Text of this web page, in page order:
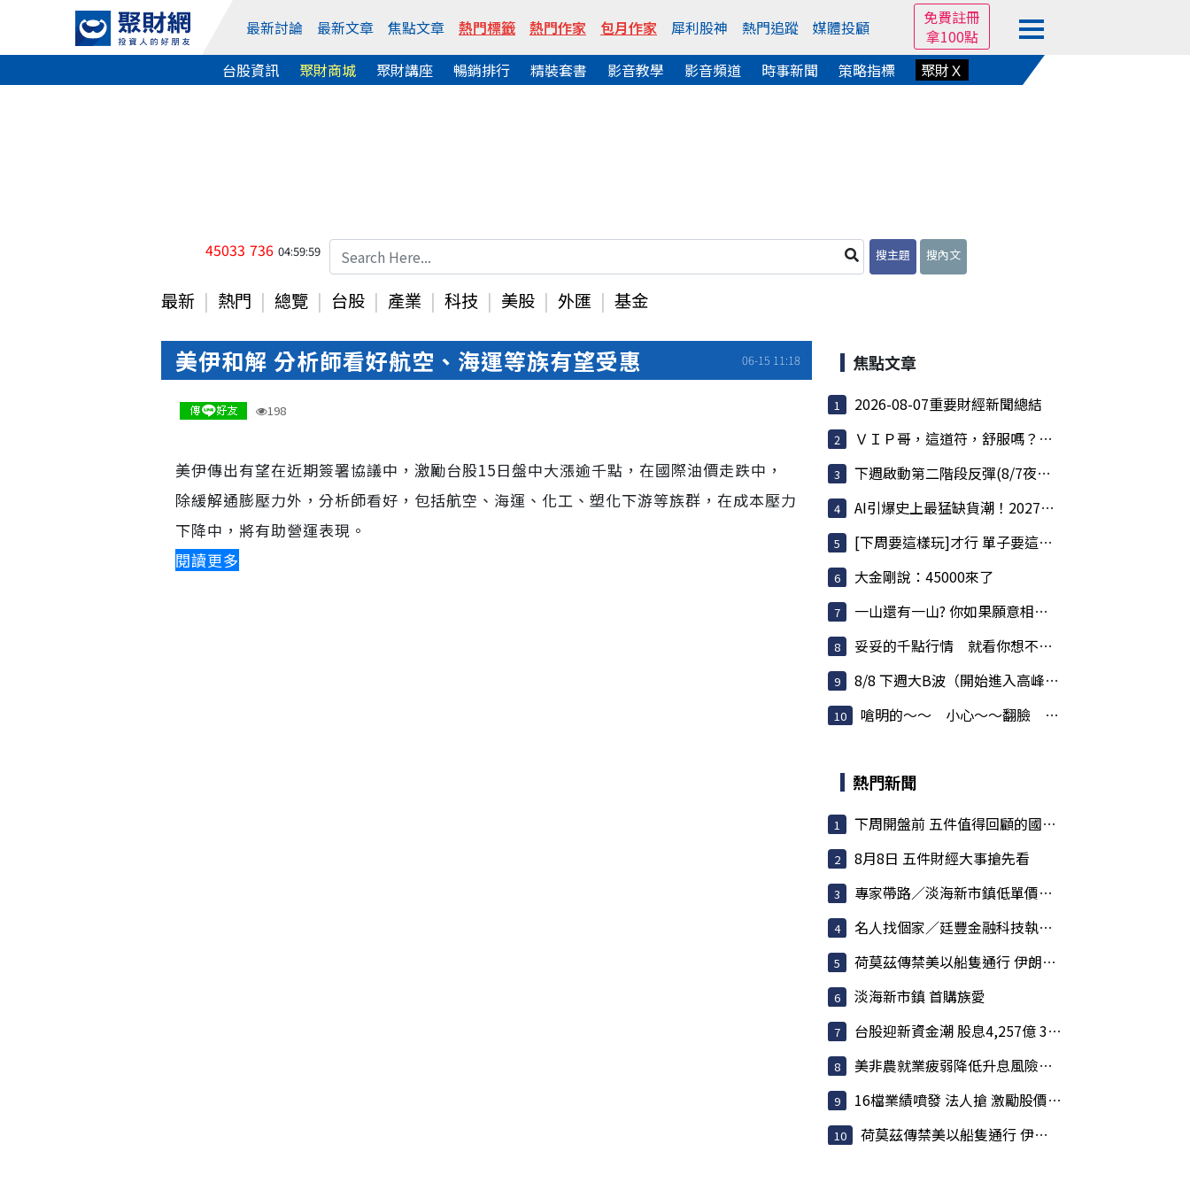
最新討論 最新文章 焦點文章 熱門標籤 熱門作家 包月作家 犀利股神 熱門追蹤 媒體投顧
免費註冊
拿100點
台股資訊
聚財商城 聚財講座 暢銷排行 精裝套書 影音教學 影音頻道 時事新聞 策略指標 聚財Ｘ
45033 736 04:59:59 搜主題 搜內文
最新 熱門 總覽 台股 產業 科技 美股 外匯 基金
美伊和解 分析師看好航空、海運等族有望受惠 06-15 11:18
198
美伊傳出有望在近期簽署協議中，激勵台股15日盤中大漲逾千點，在國際油價走跌中，
除緩解通膨壓力外，分析師看好，包括航空、海運、化工、塑化下游等族群，在成本壓力
下降中，將有助營運表現。
閱讀更多
焦點文章
2026-08-07重要財經新聞總結
ＶＩＰ哥，這道符，舒服嗎？哥，快聽我一言，不害哥
下週啟動第二階段反彈(8/7夜盤 衝浪日誌)
AI引爆史上最猛缺貨潮！2027產能全賣光，記憶體...
[下周要這樣玩]才行 單子要這樣做才穩 *千點伺候
大金剛說：45000來了
一山還有一山? 你如果願意相信時間波的話，時間...
妥妥的千點行情 就看你想不想要而已
8/8 下週大B波（開始進入高峰）內容一看就懂
嗆明的～～ 小心～～翻臉 最好別信～～
熱門新聞
下周開盤前 五件值得回顧的國際大事
8月8日 五件財經大事搶先看
專家帶路／淡海新市鎮低單價低總價 減輕購屋壓力
名人找個家／廷豐金融科技執行副總黃勇諴 緊盯兩訊號
荷莫茲傳禁美以船隻通行 伊朗嗆聲攻擊「敵意目標」
淡海新市鎮 首購族愛
台股迎新資金潮 股息4,257億 341檔月底前派發
美非農就業疲弱降低升息風險 歐股收紅
16檔業績噴發 法人搶 激勵股價強勢攀升
荷莫茲傳禁美以船隻通行 伊朗嗆聲攻擊「敵意目標」